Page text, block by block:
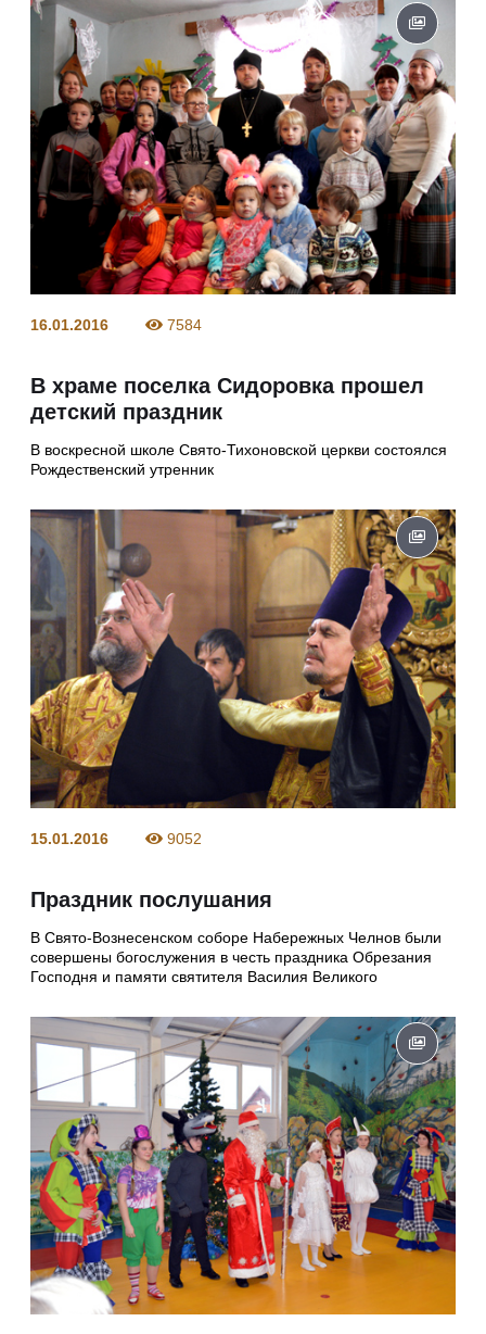
16.01.2016 7584
В храме поселка Сидоровка прошел
детский праздник
В воскресной школе Свято-Тихоновской церкви состоялся
Рождественский утренник
15.01.2016 9052
Праздник послушания
В Свято-Вознесенском соборе Набережных Челнов были
совершены богослужения в честь праздника Обрезания
Господня и памяти святителя Василия Великого